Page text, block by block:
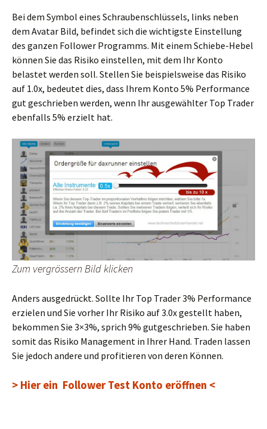
Bei dem Symbol eines Schraubenschlüssels, links neben
dem Avatar Bild, befindet sich die wichtigste Einstellung
des ganzen Follower Programms. Mit einem Schiebe-Hebel
können Sie das Risiko einstellen, mit dem Ihr Konto
belastet werden soll. Stellen Sie beispielsweise das Risiko
auf 1.0x, bedeutet dies, dass Ihrem Konto 5% Performance
gut geschrieben werden, wenn Ihr ausgewählter Top Trader
ebenfalls 5% erzielt hat.
Zum vergrössern Bild klicken
Anders ausgedrückt. Sollte Ihr Top Trader 3% Performance
erzielen und Sie vorher Ihr Risiko auf 3.0x gestellt haben,
bekommen Sie 3×3%, sprich 9% gutgeschrieben. Sie haben
somit das Risiko Management in Ihrer Hand. Traden lassen
Sie jedoch andere und profitieren von deren Können.
> Hier ein Follower Test Konto eröffnen <